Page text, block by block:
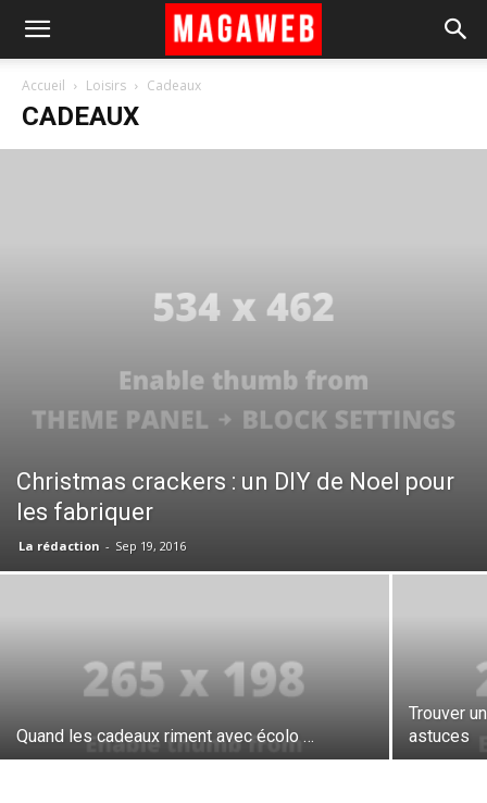
Accueil Loisirs Cadeaux
CADEAUX
Christmas crackers : un DIY de Noel pour
les fabriquer
La rédaction - Sep 19, 2016
Quand les cadeaux riment avec écolo …
Trouver
astuces